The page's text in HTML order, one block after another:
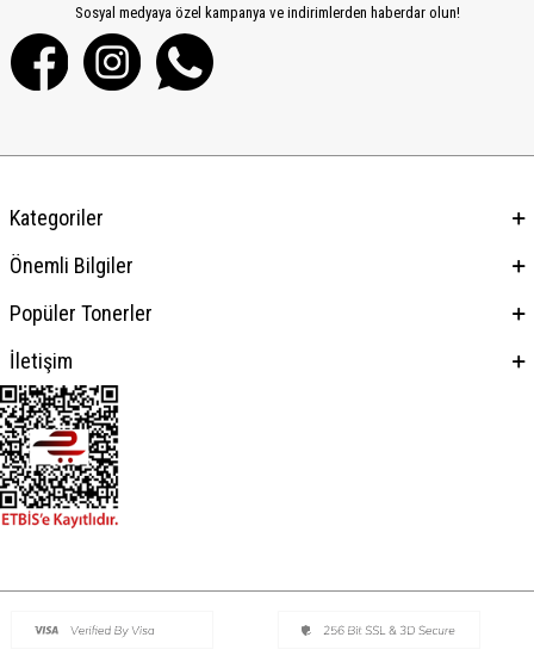
Sosyal medyaya özel kampanya ve indirimlerden haberdar olun!
Kategoriler
Önemli Bilgiler
Popüler Tonerler
İletişim